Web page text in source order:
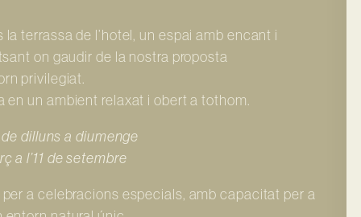
terrassa de l’hotel, un espai amb encant i
on gaudir de la nostra proposta
privilegiat.
en un ambient relaxat i obert a tothom.
dilluns a diumenge
a l’11 de setembre
a celebracions especials, amb capacitat per a